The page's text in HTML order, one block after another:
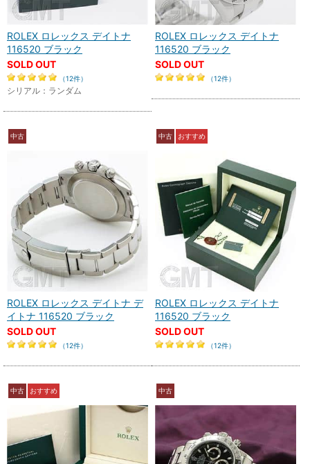
ROLEX ロレックス デイトナ
116520 ブラック
SOLD OUT
（12件）
シリアル：ランダム
ROLEX ロレックス デイトナ
116520 ブラック
SOLD OUT
（12件）
中古
ROLEX ロレックス デイトナ デ
イトナ 116520 ブラック
SOLD OUT
（12件）
中古 おすすめ
ROLEX ロレックス デイトナ
116520 ブラック
SOLD OUT
（12件）
中古 おすすめ 中古